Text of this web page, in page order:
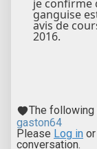
je confirme
ganguise
avis de
2016.
The following
gaston64
Please Log in or
conversation.